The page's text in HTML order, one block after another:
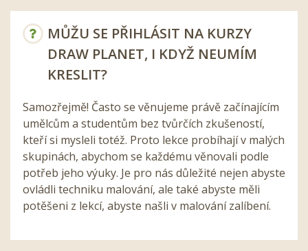
MŮŽU SE PŘIHLÁSIT NA KURZY
DRAW PLANET, I KDYŽ NEUMÍM
KRESLIT?
Samozřejmě! Často se věnujeme právě začínajícím
umělcům a studentům bez tvůrčích zkušeností,
kteří si mysleli totéž. Proto lekce probíhají v malých
skupinách, abychom se každému věnovali podle
potřeb jeho výuky. Je pro nás důležité nejen abyste
ovládli techniku malování, ale také abyste měli
potěšeni z lekcí, abyste našli v malování zalíbení.